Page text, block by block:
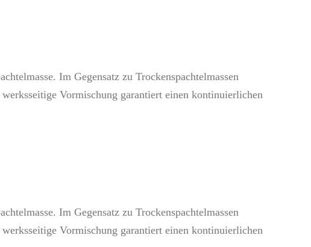
Im Gegensatz zu Trockenspachtelmassen
Vormischung garantiert einen kontinuierlichen
Im Gegensatz zu Trockenspachtelmassen
Vormischung garantiert einen kontinuierlichen